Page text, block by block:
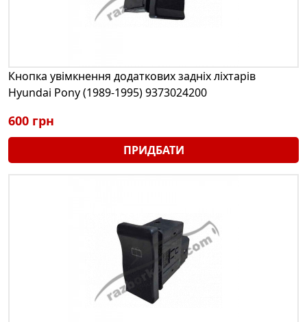
Кнопка увімкнення додаткових задніх ліхтарів
Hyundai Pony (1989-1995) 9373024200
600 грн
ПРИДБАТИ